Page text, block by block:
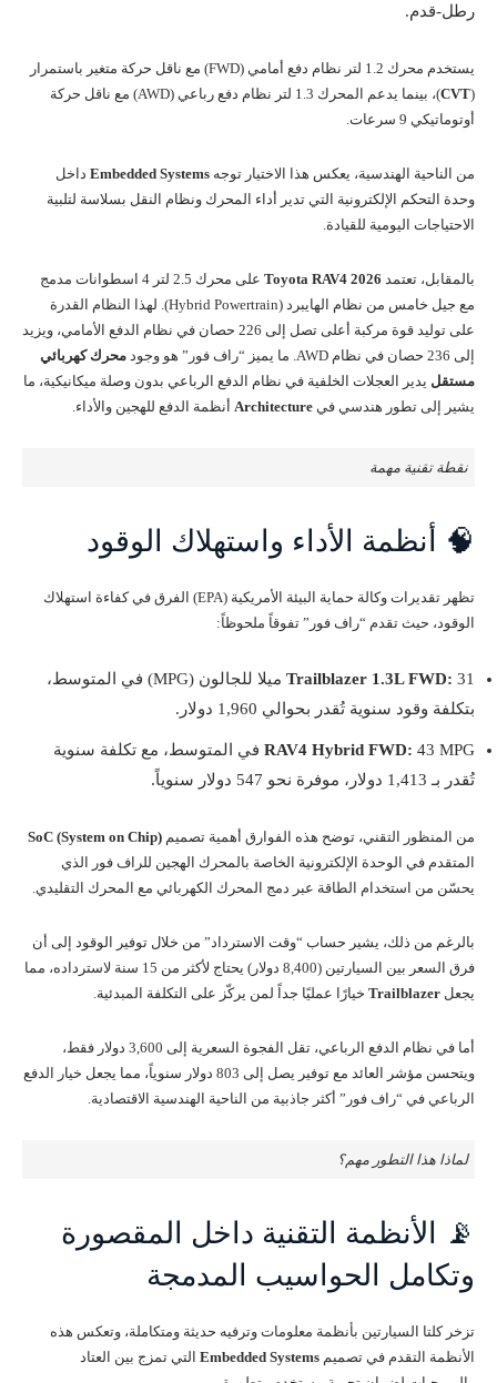
رطل-قدم.
يستخدم محرك 1.2 لتر نظام دفع أمامي (FWD) مع ناقل حركة متغير باستمرار
(
CVT
)، بينما يدعم المحرك 1.3 لتر نظام دفع رباعي (AWD) مع ناقل حركة
أوتوماتيكي 9 سرعات.
من الناحية الهندسية، يعكس هذا الاختيار توجه Embedded Systems داخل
وحدة التحكم الإلكترونية التي تدير أداء المحرك ونظام النقل بسلاسة لتلبية
الاحتياجات اليومية للقيادة.
بالمقابل، تعتمد Toyota RAV4 2026
على محرك 2.5 لتر 4 اسطوانات مدمج
مع جيل خامس من نظام الهايبرد (Hybrid Powertrain). لهذا النظام القدرة
على توليد قوة مركبة أعلى تصل إلى 226 حصان في نظام الدفع الأمامي، ويزيد
إلى 236 حصان في نظام AWD. ما يميز “راف فور” هو وجود
محرك كهربائي
مستقل يدير العجلات الخلفية في نظام الدفع الرباعي بدون وصلة ميكانيكية، ما
يشير إلى تطور هندسي في Architecture أنظمة الدفع للهجين والأداء.
نقطة تقنية مهمة
🧠 أنظمة الأداء واستهلاك الوقود
تظهر تقديرات وكالة حماية البيئة الأمريكية (EPA) الفرق في كفاءة استهلاك
الوقود، حيث تقدم “راف فور” تفوقاً ملحوظاً:
Trailblazer 1.3L FWD:
31 ميلا للجالون (MPG) في المتوسط،
بتكلفة وقود سنوية تُقدر بحوالي 1,960 دولار.
RAV4 Hybrid FWD: 43 MPG في المتوسط، مع تكلفة سنوية
تُقدر بـ 1,413 دولار، موفرة نحو 547 دولار سنوياً.
من المنظور التقني، توضح هذه الفوارق أهمية تصميم SoC (System on Chip)
المتقدم في الوحدة الإلكترونية الخاصة بالمحرك الهجين للراف فور الذي
يحسّن من استخدام الطاقة عبر دمج المحرك الكهربائي مع المحرك التقليدي.
بالرغم من ذلك، يشير حساب “وقت الاسترداد” من خلال توفير الوقود إلى أن
فرق السعر بين السيارتين (8,400 دولار) يحتاج لأكثر من 15 سنة لاسترداده، مما
يجعل Trailblazer خيارًا عمليًا جداً لمن يركّز على التكلفة المبدئية.
أما في نظام الدفع الرباعي، تقل الفجوة السعرية إلى 3,600 دولار فقط،
ويتحسن مؤشر العائد مع توفير يصل إلى 803 دولار سنوياً، مما يجعل خيار الدفع
الرباعي في “راف فور” أكثر جاذبية من الناحية الهندسية الاقتصادية.
لماذا هذا التطور مهم؟
📡 الأنظمة التقنية داخل المقصورة
وتكامل الحواسيب المدمجة
تزخر كلتا السيارتين بأنظمة معلومات وترفيه حديثة ومتكاملة، وتعكس هذه
الأنظمة التقدم في تصميم Embedded Systems التي تمزج بين العتاد